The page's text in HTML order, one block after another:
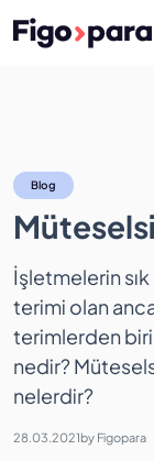
Blog
İşletmelerin sık
terimi olan
terimlerden
nedir?
nelerdir?
28.03.2021by Figopara